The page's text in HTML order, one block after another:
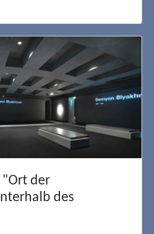
"Ort der
des